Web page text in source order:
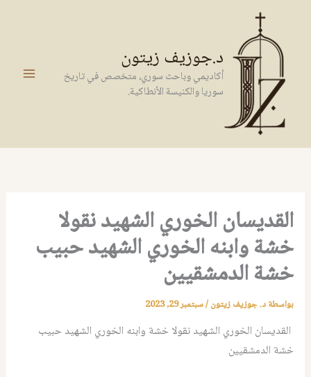
المحتوى
د.جوزيف زيتون
أكاديمي وباحث سوري، متخصص في تاريخ
سوريا والكنيسة الأنطاكية.
القديسان الخوري الشهيد نقولا
خشة وابنه الخوري الشهيد حبیب
خشة الدمشقيين
بواسطةد. جوزيف زيتون/سبتمبر 29, 2023
القديسان الخوري الشهيد نقولا خشة وابنه الخوري الشهيد حبیب
خشة الدمشقيين